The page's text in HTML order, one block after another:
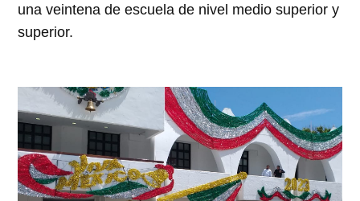
una veintena de escuela de nivel medio superior y
superior.